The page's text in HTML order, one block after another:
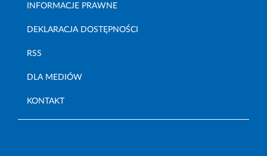
INFORMACJE PRAWNE
DEKLARACJA DOSTĘPNOŚCI
RSS
DLA MEDIÓW
KONTAKT